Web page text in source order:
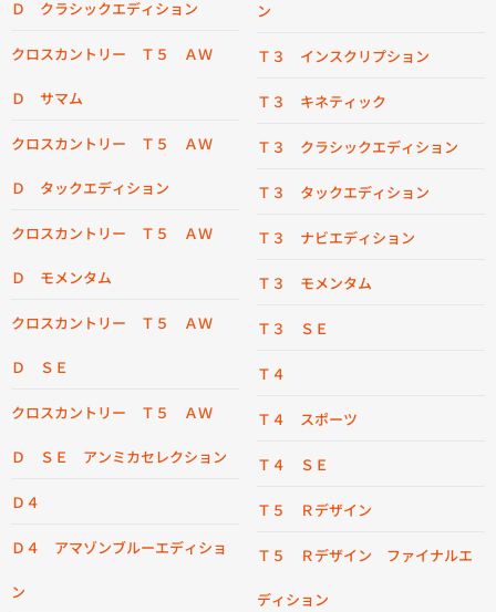
Ｄ クラシックエディション
クロスカントリー Ｔ５ ＡＷ
Ｄ サマム
クロスカントリー Ｔ５ ＡＷ
Ｄ タックエディション
クロスカントリー Ｔ５ ＡＷ
Ｄ モメンタム
クロスカントリー Ｔ５ ＡＷ
Ｄ ＳＥ
クロスカントリー Ｔ５ ＡＷ
Ｄ ＳＥ アンミカセレクション
Ｄ４
Ｄ４ アマゾンブルーエディショ
ン
ン
Ｔ３ インスクリプション
Ｔ３ キネティック
Ｔ３ クラシックエディション
Ｔ３ タックエディション
Ｔ３ ナビエディション
Ｔ３ モメンタム
Ｔ３ ＳＥ
Ｔ４
Ｔ４ スポーツ
Ｔ４ ＳＥ
Ｔ５ Ｒデザイン
Ｔ５ Ｒデザイン ファイナルエ
ディション